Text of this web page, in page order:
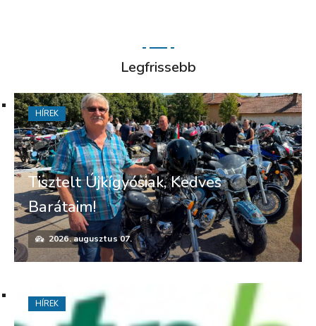
Legfrissebb
Tisztelt Újkígyósiak, Kedves
Barátaim!
2026. augusztus 07.
HÍREK
HÍREK